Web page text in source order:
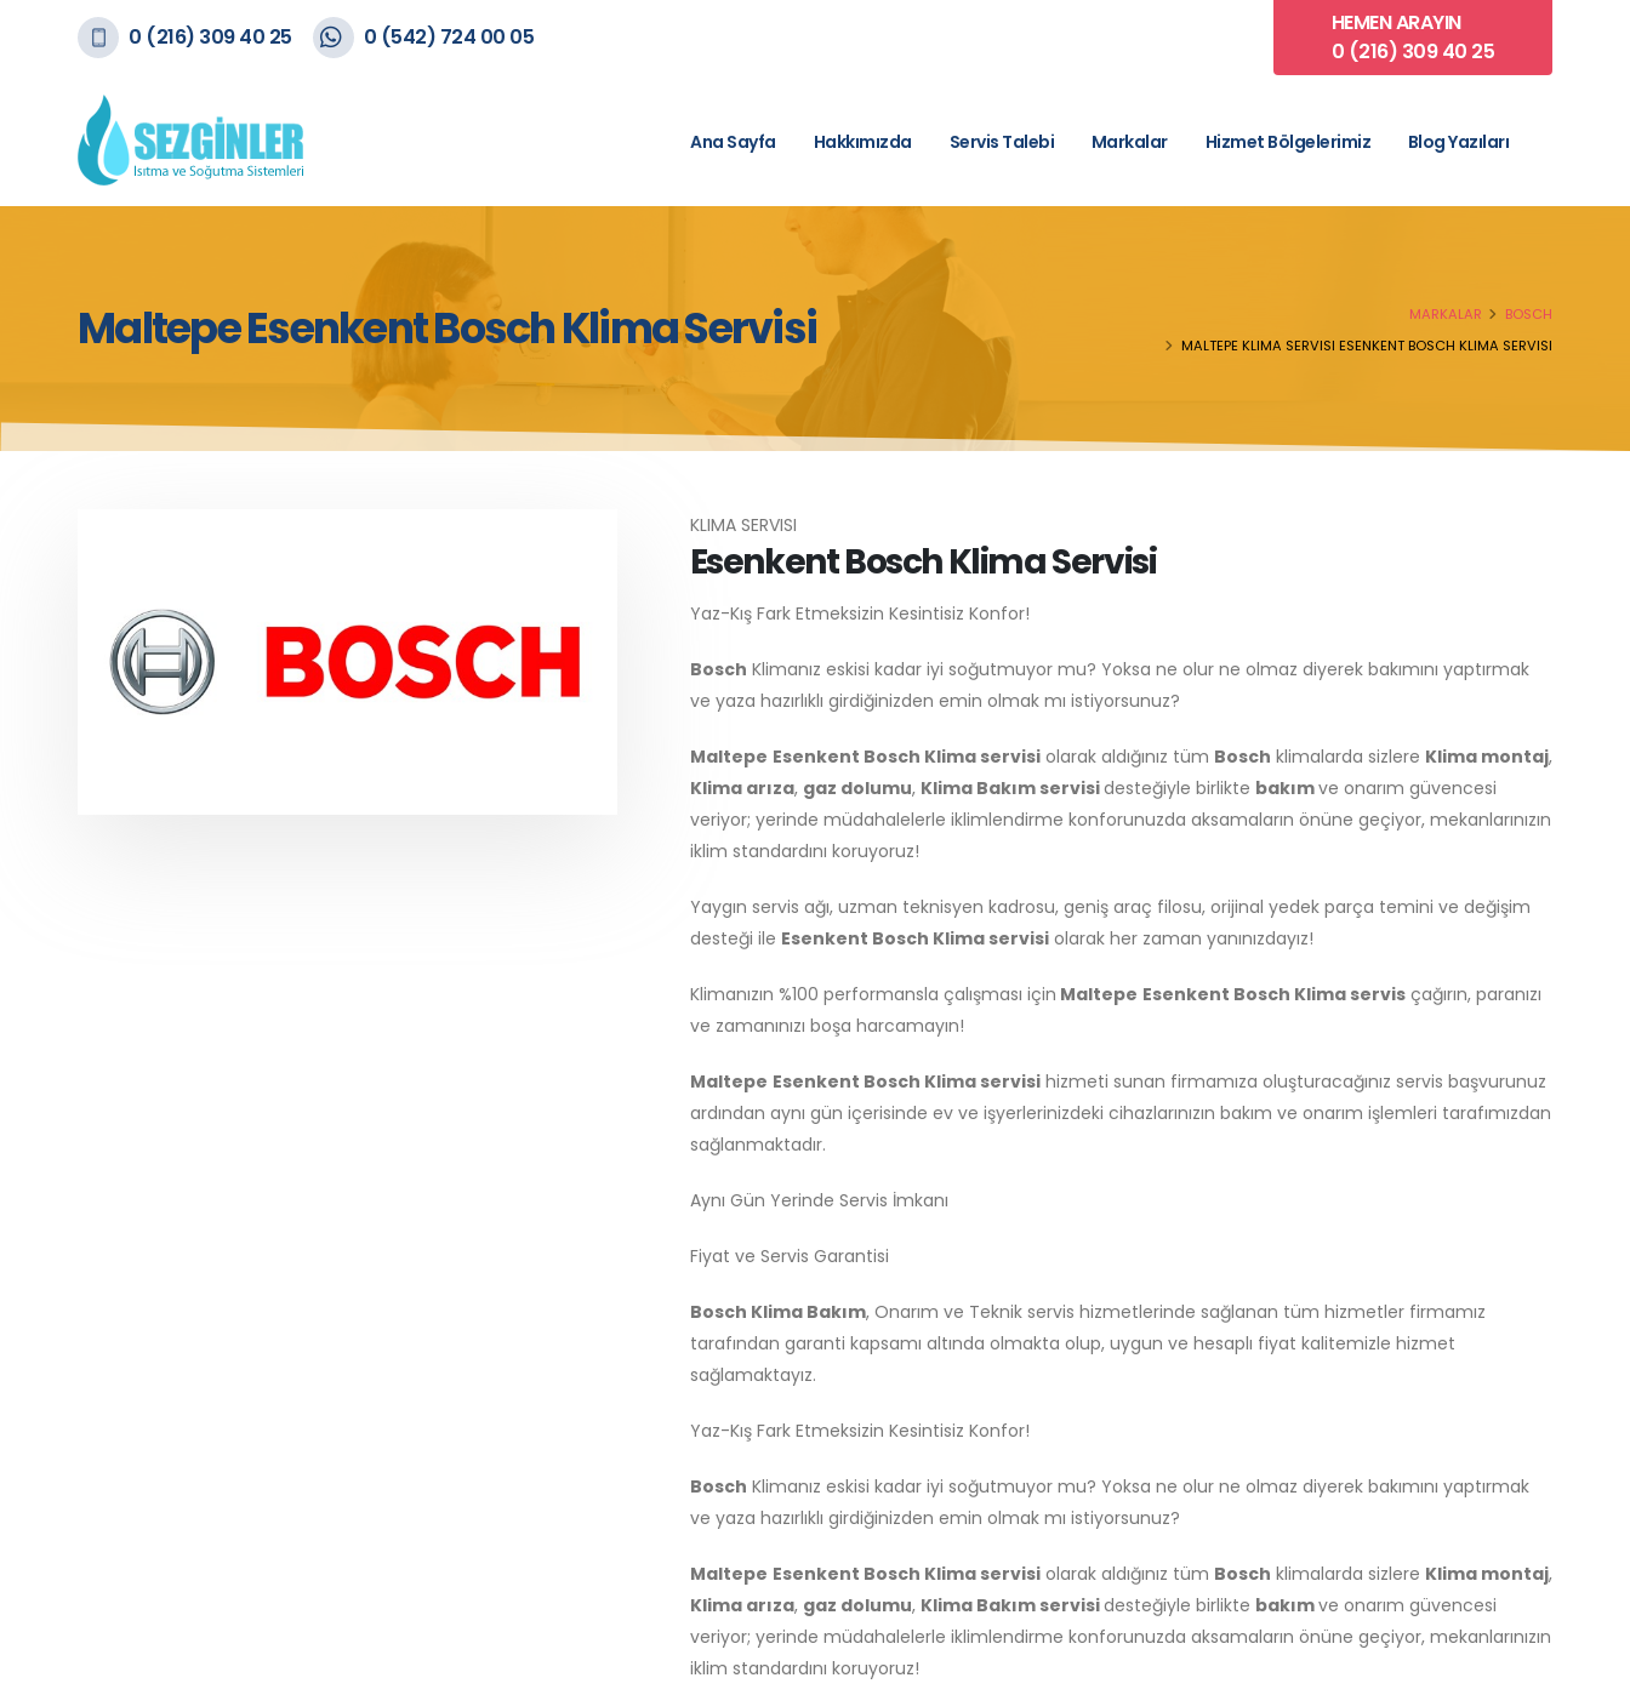
0 (216) 309 40 25 0 (542) 724 00 05
HEMEN ARAYIN
0 (216) 309 40 25
Ana Sayfa Hakkımızda Servis Talebi Markalar Hizmet Bölgelerimiz Blog Yazıları
Maltepe Esenkent Bosch Klima Servisi MARKALAR
BOSCH
MALTEPE KLIMA SERVISI ESENKENT BOSCH KLIMA SERVISI
KLIMA SERVISI
Esenkent Bosch Klima Servisi
Yaz-Kış Fark Etmeksizin Kesintisiz Konfor!
Bosch Klimanız eskisi kadar iyi soğutmuyor mu? Yoksa ne olur ne olmaz diyerek bakımını yaptırmak
ve yaza hazırlıklı girdiğinizden emin olmak mı istiyorsunuz?
Maltepe Esenkent Bosch Klima servisiolarak aldığınız tüm Bosch klimalarda sizlere Klima montaj,
Klima arıza, gaz dolumu, Klima Bakım servisidesteğiyle birlikte bakımve onarım güvencesi
veriyor; yerinde müdahalelerle iklimlendirme konforunuzda aksamaların önüne geçiyor, mekanlarınızın
iklim standardını koruyoruz!
Yaygın servis ağı, uzman teknisyen kadrosu, geniş araç filosu, orijinal yedek parça temini ve değişim
desteği ile Esenkent Bosch Klima servisiolarak her zaman yanınızdayız!
Klimanızın %100 performansla çalışması için Maltepe Esenkent Bosch Klima servisçağırın, paranızı
ve zamanınızı boşa harcamayın!
Maltepe Esenkent Bosch Klima servisihizmeti sunan firmamıza oluşturacağınız servis başvurunuz
ardından aynı gün içerisinde ev ve işyerlerinizdeki cihazlarınızın bakım ve onarım işlemleri tarafımızdan
sağlanmaktadır.
Aynı Gün Yerinde Servis İmkanı
Fiyat ve Servis Garantisi
Bosch Klima Bakım, Onarım ve Teknik servis hizmetlerinde sağlanan tüm hizmetler firmamız
tarafından garanti kapsamı altında olmakta olup, uygun ve hesaplı fiyat kalitemizle hizmet
sağlamaktayız.
Yaz-Kış Fark Etmeksizin Kesintisiz Konfor!
Bosch Klimanız eskisi kadar iyi soğutmuyor mu? Yoksa ne olur ne olmaz diyerek bakımını yaptırmak
ve yaza hazırlıklı girdiğinizden emin olmak mı istiyorsunuz?
Maltepe Esenkent Bosch Klima servisiolarak aldığınız tüm Bosch klimalarda sizlere Klima montaj,
Klima arıza, gaz dolumu, Klima Bakım servisidesteğiyle birlikte bakımve onarım güvencesi
veriyor; yerinde müdahalelerle iklimlendirme konforunuzda aksamaların önüne geçiyor, mekanlarınızın
iklim standardını koruyoruz!